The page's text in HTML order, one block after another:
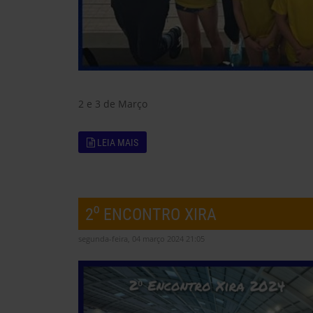
2 e 3 de Março
LEIA MAIS
2⁰ ENCONTRO XIRA
segunda-feira, 04 março 2024 21:05